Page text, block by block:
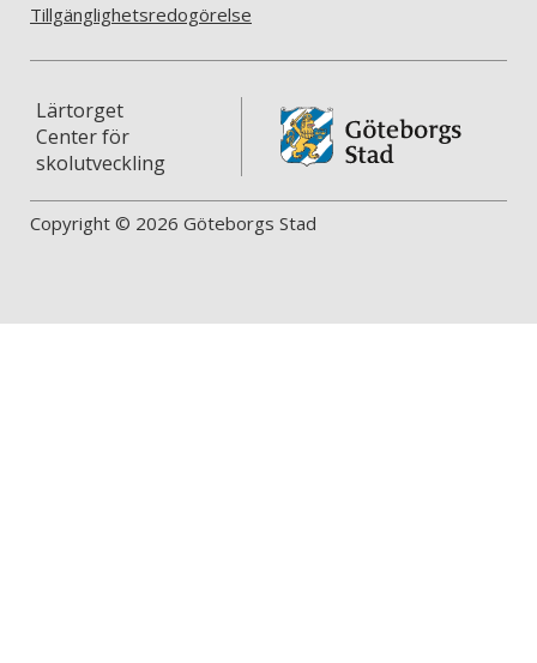
Tillgänglighetsredogörelse
Lärtorget
Center för
skolutveckling
Copyright © 2026 Göteborgs Stad